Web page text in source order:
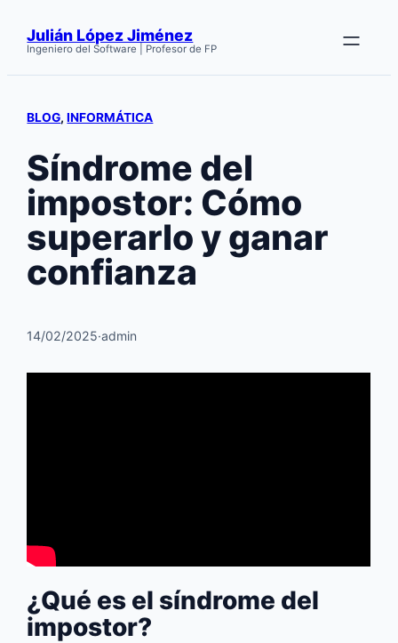
contenido
Julián López Jiménez
Ingeniero del Software | Profesor de FP
BLOG, INFORMÁTICA
Síndrome del
impostor: Cómo
superarlo y ganar
confianza
14/02/2025·admin
¿Qué es el síndrome del
impostor?